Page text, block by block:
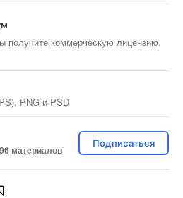
получите коммерческую лицензию.
PNG и PSD
материалов
Подписаться